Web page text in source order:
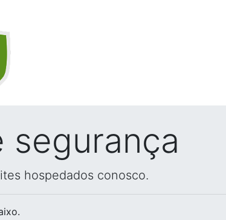
segurança
hospedados conosco.